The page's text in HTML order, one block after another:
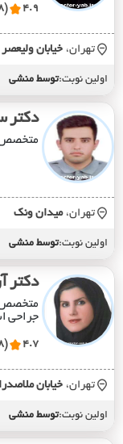
4.9 (58 نظر)
تهران، خيابان وليعصر
اولین نوبت:توسط منشی
دکتر
تهران، ميدان ونک
اولین نوبت:توسط منشی
دکتر
متخصص
جراحی
4.7 (78 نظر)
تهران، خيابان ملاصدرا
اولین نوبت:توسط منشی